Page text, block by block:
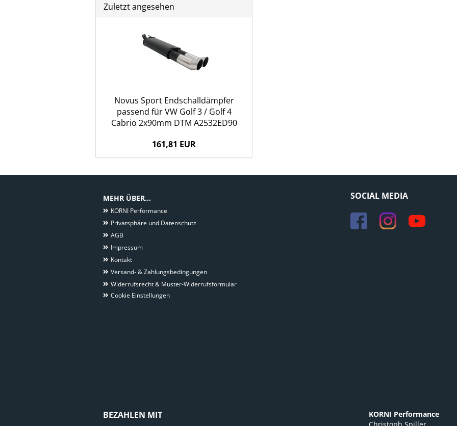
Zuletzt angesehen
Novus Sport Endschalldämpfer
passend für VW Golf 3 / Golf 4
Cabrio 2x90mm DTM A2532ED90
161,81 EUR
MEHR ÜBER...
KORNI Performance
Privatsphäre und Datenschutz
AGB
Impressum
Kontakt
Versand- & Zahlungsbedingungen
Widerrufsrecht & Muster-Widerrufsformular
Cookie Einstellungen
SOCIAL MEDIA
BEZAHLEN MIT
KORNI Performance
Christoph Spiller